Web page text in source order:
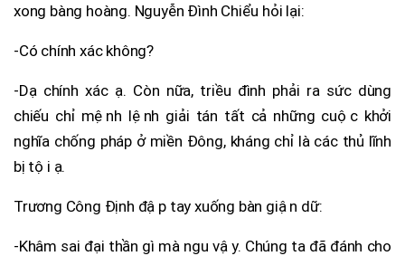
xong bàng hoàng. Nguyễn Đình Chiểu hỏi lại:
-Có chính xác không?
-Dạ chính xác ạ. Còn nữa, triều đình phải ra sức dùng
chiếu chỉ mệnh lệnh giải tán tất cả những cuộc khởi
nghĩa chống pháp ở miền Đông, kháng chỉ là các thủ lĩnh
bị tội ạ.
Trương Công Định đập tay xuống bàn giận dữ:
-Khâm sai đại thần gì mà ngu vậy. Chúng ta đã đánh cho